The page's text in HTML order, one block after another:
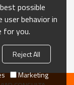
mesapossible
user behavior in
for you.
Reject All
Marketing